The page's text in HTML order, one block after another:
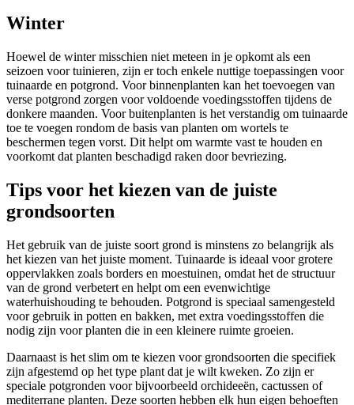
Winter
Hoewel de winter misschien niet meteen in je opkomt als een
seizoen voor tuinieren, zijn er toch enkele nuttige toepassingen voor
tuinaarde en potgrond. Voor binnenplanten kan het toevoegen van
verse potgrond zorgen voor voldoende voedingsstoffen tijdens de
donkere maanden. Voor buitenplanten is het verstandig om tuinaarde
toe te voegen rondom de basis van planten om wortels te
beschermen tegen vorst. Dit helpt om warmte vast te houden en
voorkomt dat planten beschadigd raken door bevriezing.
Tips voor het kiezen van de juiste
grondsoorten
Het gebruik van de juiste soort grond is minstens zo belangrijk als
het kiezen van het juiste moment. Tuinaarde is ideaal voor grotere
oppervlakken zoals borders en moestuinen, omdat het de structuur
van de grond verbetert en helpt om een evenwichtige
waterhuishouding te behouden. Potgrond is speciaal samengesteld
voor gebruik in potten en bakken, met extra voedingsstoffen die
nodig zijn voor planten die in een kleinere ruimte groeien.
Daarnaast is het slim om te kiezen voor grondsoorten die specifiek
zijn afgestemd op het type plant dat je wilt kweken. Zo zijn er
speciale potgronden voor bijvoorbeeld orchideeën, cactussen of
mediterrane planten. Deze soorten hebben elk hun eigen behoeften